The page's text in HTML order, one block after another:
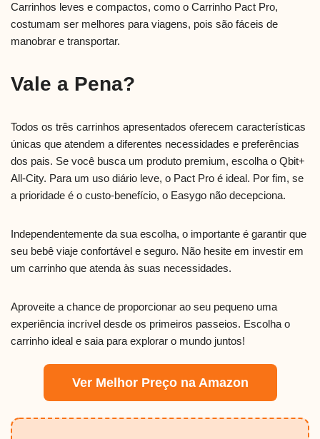
Carrinhos leves e compactos, como o Carrinho Pact Pro,
costumam ser melhores para viagens, pois são fáceis de
manobrar e transportar.
Vale a Pena?
Todos os três carrinhos apresentados oferecem características
únicas que atendem a diferentes necessidades e preferências
dos pais. Se você busca um produto premium, escolha o Qbit+
All-City. Para um uso diário leve, o Pact Pro é ideal. Por fim, se
a prioridade é o custo-benefício, o Easygo não decepciona.
Independentemente da sua escolha, o importante é garantir que
seu bebê viaje confortável e seguro. Não hesite em investir em
um carrinho que atenda às suas necessidades.
Aproveite a chance de proporcionar ao seu pequeno uma
experiência incrível desde os primeiros passeios. Escolha o
carrinho ideal e saia para explorar o mundo juntos!
Ver Melhor Preço na Amazon